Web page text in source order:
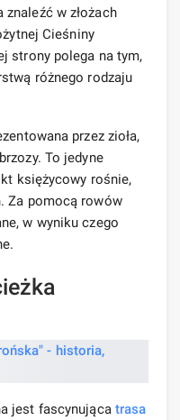
w złożach
Cieśniny
strony polega na tym,
różnego rodzaju
przez zioła,
To jedyne
księżycowy rośnie,
Za pomocą rowów
w wyniku czego
jest fascynująca trasa